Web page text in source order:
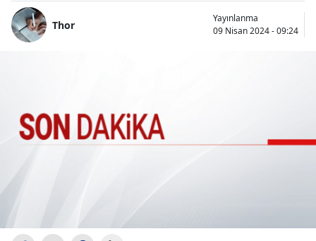
Thor
Yayınlanma
09 Nisan 2024 - 09:24